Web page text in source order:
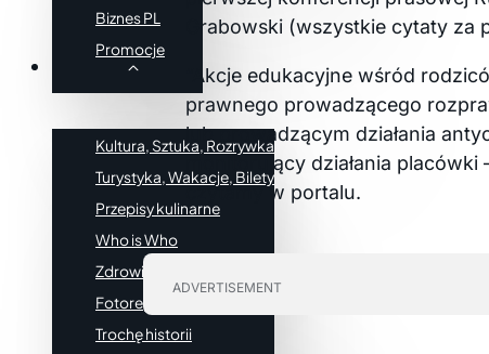
Biznes PL
Promocje
Kultura, Sztuka, Rozrywka
Turystyka, Wakacje, Bilety
Przepisy kulinarne
Who is Who
Zdrowie i uroda
Fotoreportaże
Trochę historii
Grabowski (wszystkie cytaty za
“Akcje edukacyjne wśród
prawnego prowadzącego
lub prowadzącym działania
monitorujący działania
czytamy w portalu.
ADVERTISEMENT